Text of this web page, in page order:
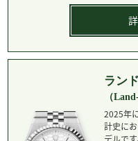
ラン
（
2025年
計史に